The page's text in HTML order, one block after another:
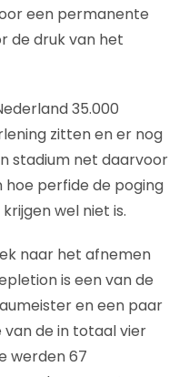
een permanente
de druk van het
35.000
zitten en er nog
stadium net daarvoor
hoe perfide de poging
wel niet is.
naar het afnemen
is een van de
en een paar
van de in totaal vier
werden 67